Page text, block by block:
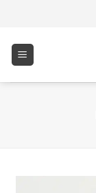
springen